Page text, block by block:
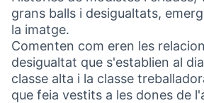
grans balls i desigualtats,
la imatge.
Comenten com eren les
desigualtat que s'establien al
classe alta i la classe
que feia vestits a les dones de